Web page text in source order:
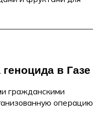
в Газе
гражданскими
операцию